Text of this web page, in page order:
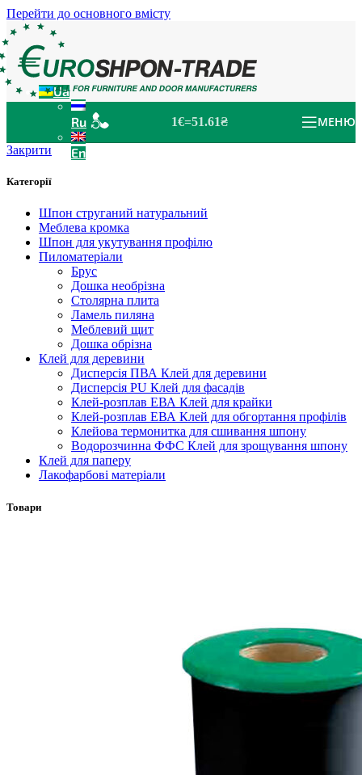
Перейти до основного вмісту
Ua
Ru
En
1€=51.61₴ МЕНЮ
Закрити
Категорії
Шпон струганий натуральний
Меблева кромка
Шпон для укутування профілю
Пиломатеріали
Брус
Дошка необрізна
Столярна плита
Ламель пиляна
Меблевий щит
Дошка обрізна
Клей для деревини
Дисперсія ПВА Клей для деревини
Дисперсія PU Клей для фасадів
Клей-розплав ЕВА Клей для крайки
Клей-розплав ЕВА Клей для обгортання профілів
Клейова термонитка для сшивання шпону
Водорозчинна ФФС Клей для зрощування шпону
Клей для паперу
Лакофарбові матеріали
Товари